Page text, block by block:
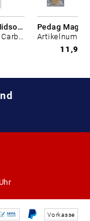
CARBON LAB Midsole Cleaner
11,99
Vorkasse